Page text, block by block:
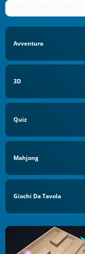
Avventura
3D
Quiz
Mahjong
Giochi Da Tavola